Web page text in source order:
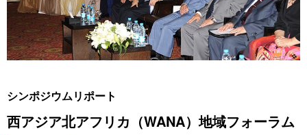
Français
Español
Русский
政治・外交
ニュース
国際・海外
社会
科学・技術
People
東京
シンポジウムリポート
西アジア北アフリカ（WANA）地域フォーラム